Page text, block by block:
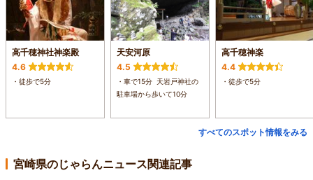
高千穂神社神楽殿
4.6
・徒歩で5分
天安河原
4.5
・車で15分 天岩戸神社の
駐車場から歩いて10分
高千穂神楽
4.4
・徒歩で5分
すべてのスポット情報をみる
宮崎県のじゃらんニュース関連記事